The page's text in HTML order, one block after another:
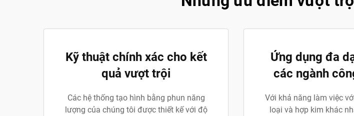
Kỹ thuật chính xác cho kết
quả vượt trội
Các hệ thống tạo hình bằng phun năng
lượng của chúng tôi được thiết kế với độ
Ứng dụng đa
các ngành
Với khả năng làm việc
loại và hợp kim khác